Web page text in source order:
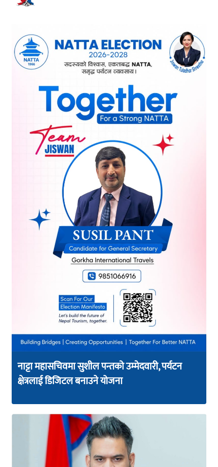
नाट्टा महासचिवमा सुशील पन्तको उम्मेदवारी, पर्यटन
क्षेत्रलाई डिजिटल बनाउने योजना